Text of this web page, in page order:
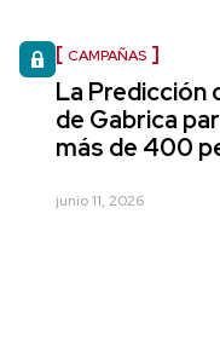
CAMPAÑAS
La Predicción
de Gabrica
más de 400
junio 11, 2026